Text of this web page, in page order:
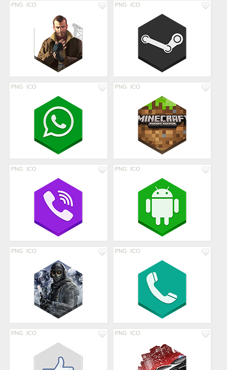
PNG ICO PNG ICO
PNG ICO PNG ICO
PNG ICO PNG ICO
PNG ICO PNG ICO
PNG ICO PNG ICO